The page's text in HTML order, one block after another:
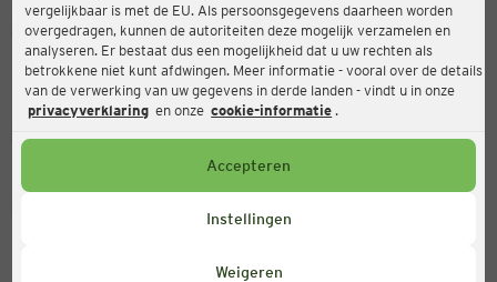
vergelijkbaar is met de EU. Als persoonsgegevens daarheen worden
overgedragen, kunnen de autoriteiten deze mogelijk verzamelen en
analyseren. Er bestaat dus een mogelijkheid dat u uw rechten als
betrokkene niet kunt afdwingen. Meer informatie - vooral over de details
van de verwerking van uw gegevens in derde landen - vindt u in onze
privacyverklaring en onze cookie-informatie .
Accepteren
Instellingen
Weigeren
Ernsting's family
Hauptstr. 69, 35745 Herborn
Gesloten
Servicenummer
Maandag tot vrijdag 8-18 uur